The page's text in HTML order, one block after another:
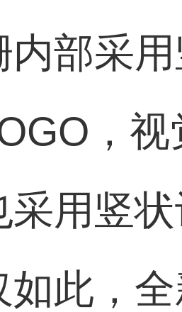
部采用
，视
用竖
此，